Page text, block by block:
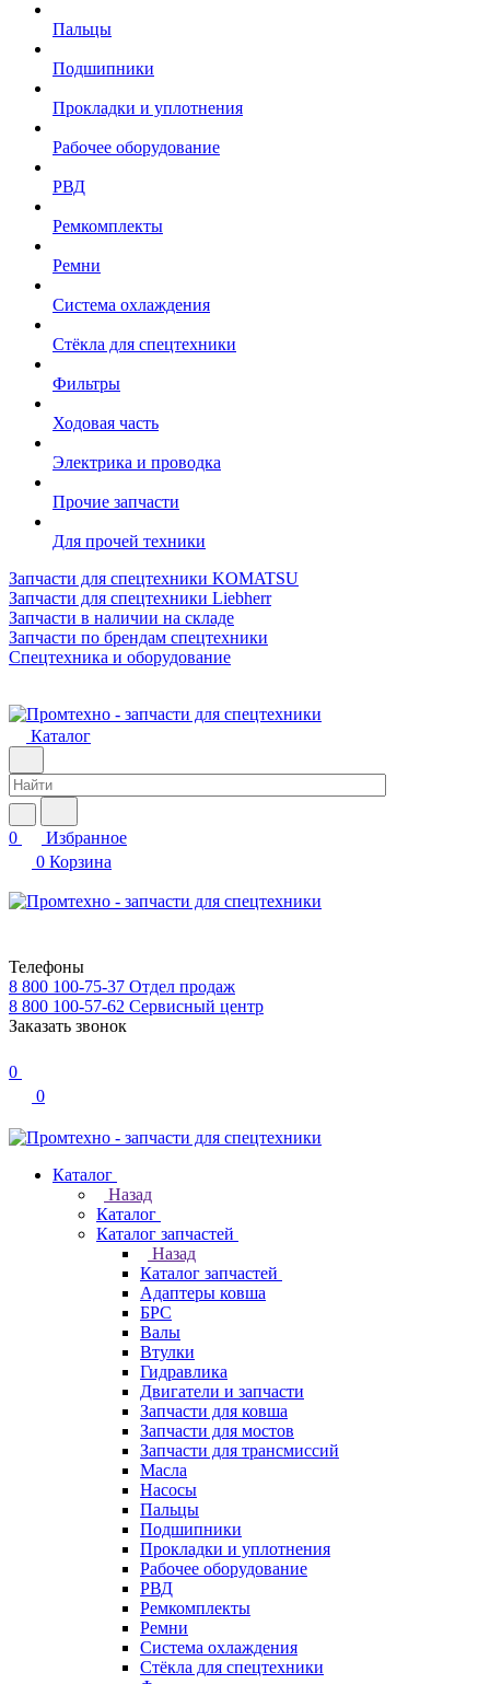
Пальцы
Подшипники
Прокладки и уплотнения
Рабочее оборудование
РВД
Ремкомплекты
Ремни
Система охлаждения
Стёкла для спецтехники
Фильтры
Ходовая часть
Электрика и проводка
Прочие запчасти
Для прочей техники
Запчасти для спецтехники KOMATSU
Запчасти для спецтехники Liebherr
Запчасти в наличии на складе
Запчасти по брендам спецтехники
Спецтехника и оборудование
Каталог
0
Избранное
0 Корзина
Телефоны
8 800 100-75-37 Отдел продаж
8 800 100-57-62 Сервисный центр
Заказать звонок
0
0
Каталог
Назад
Каталог
Каталог запчастей
Назад
Каталог запчастей
Адаптеры ковша
БРС
Валы
Втулки
Гидравлика
Двигатели и запчасти
Запчасти для ковша
Запчасти для мостов
Запчасти для трансмиссий
Масла
Насосы
Пальцы
Подшипники
Прокладки и уплотнения
Рабочее оборудование
РВД
Ремкомплекты
Ремни
Система охлаждения
Стёкла для спецтехники